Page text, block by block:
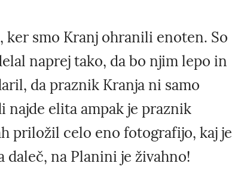
ker smo Kranj ohranili enoten. So
naprej tako, da bo njim lepo in
da praznik Kranja ni samo
najde elita ampak je praznik
priložil celo eno fotografijo, kaj je
na Planini je živahno!